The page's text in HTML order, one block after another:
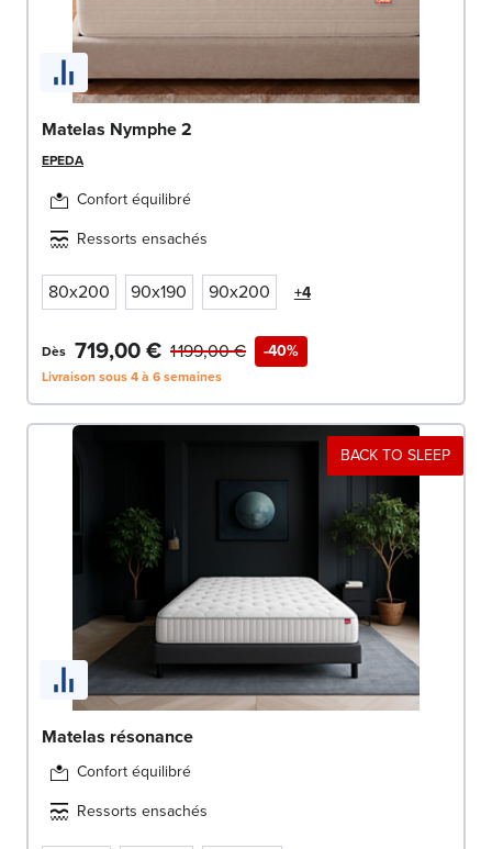
Matelas Nymphe 2
EPEDA
Confort équilibré
Ressorts ensachés
80x200 90x190 90x200 +4
Dès 719,00 € -40%
1 199,00 €
Livraison sous 4 à 6 semaines
BACK TO SLEEP
Matelas résonance
Confort équilibré
Ressorts ensachés